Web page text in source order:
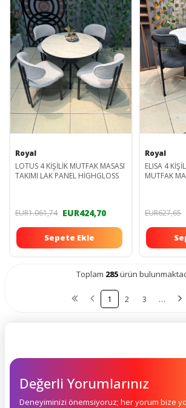
Royal
LOTUS 4 KİŞİLİK MUTFAK MASASI
TAKIMI LAK PANEL HİGHGLOSS
EUR1.061,74 EUR424,70
Sepete Ekle
Royal
ELISA 4
MUTFAK
EUR627,65
Toplam 285ürün
1 2 3 …
Değerli Yorumlarınız
Deneyiminizi önemsiyoruz; her yorum bize